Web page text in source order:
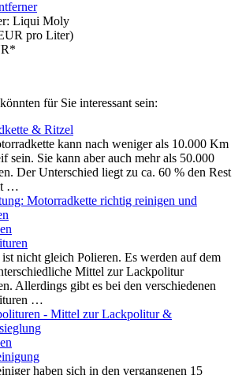
Liqui Moly
pro Liter)
für Sie interessant sein:
& Ritzel
kann nach weniger als 10.000 Km
sein. Sie kann aber auch mehr als 50.000
Der Unterschied liegt zu ca. 60 % den Rest
…
nicht gleich Polieren. Es werden auf dem
Mittel zur Lackpolitur
Allerdings gibt es bei den verschiedenen
…
haben sich in den vergangenen 15